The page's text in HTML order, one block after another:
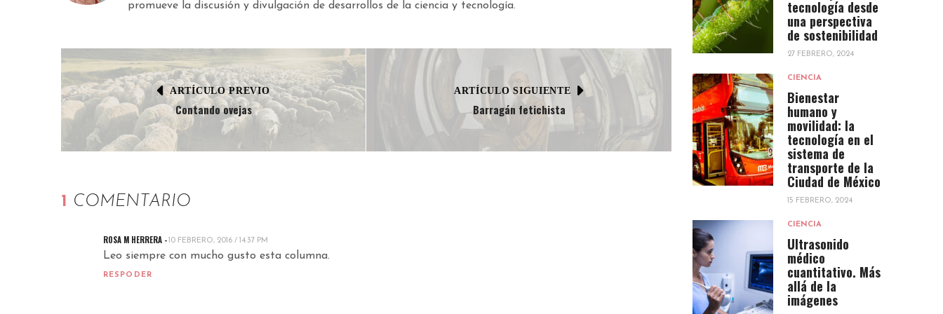
promueve la discusión y divulgación de desarrollos de la ciencia y tecnología.
ARTÍCULO PREVIO
Contando ovejas
ARTÍCULO SIGUIENTE
Barragán fetichista
1 COMENTARIO
ROSA M HERRERA - 10 FEBRERO, 2016 / 14:37 PM
Leo siempre con mucho gusto esta columna.
RESPODER
tecnología desde
una perspectiva
de sostenibilidad
27 FEBRERO, 2024
CIENCIA
Bienestar
humano y
movilidad: la
tecnología en el
sistema de
transporte de la
Ciudad de México
15 FEBRERO, 2024
CIENCIA
Ultrasonido
médico
cuantitativo. Más
allá de la
imágenes